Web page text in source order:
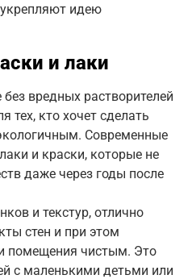
идею
и лаки
вредных растворителей
тех, кто хочет сделать
Современные
и краски, которые не
даже через годы после
и текстур, отлично
стен и при этом
помещения чистым. Это
с маленькими детьми или